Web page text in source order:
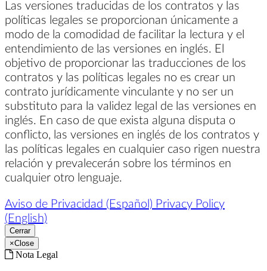
Las versiones traducidas de los contratos y las
políticas legales se proporcionan únicamente a
modo de la comodidad de facilitar la lectura y el
entendimiento de las versiones en inglés. El
objetivo de proporcionar las traducciones de los
contratos y las políticas legales no es crear un
contrato jurídicamente vinculante y no ser un
substituto para la validez legal de las versiones en
inglés. En caso de que exista alguna disputa o
conflicto, las versiones en inglés de los contratos y
las políticas legales en cualquier caso rigen nuestra
relación y prevalecerán sobre los términos en
cualquier otro lenguaje.
Aviso de Privacidad (Español) Privacy Policy
(English)
Cerrar
×Close
Nota Legal